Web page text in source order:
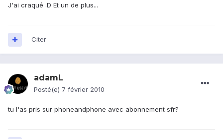
J'ai craqué :D Et un de plus...
Citer
adamL
Posté(e) 7 février 2010
tu l'as pris sur phoneandphone avec abonnement sfr?